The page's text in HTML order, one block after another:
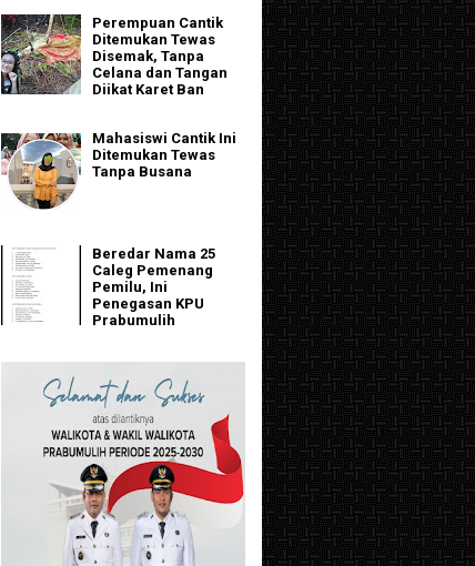
Perempuan Cantik
Ditemukan Tewas
Disemak, Tanpa
Celana dan Tangan
Diikat Karet Ban
Mahasiswi Cantik Ini
Ditemukan Tewas
Tanpa Busana
Beredar Nama 25
Caleg Pemenang
Pemilu, Ini
Penegasan KPU
Prabumulih